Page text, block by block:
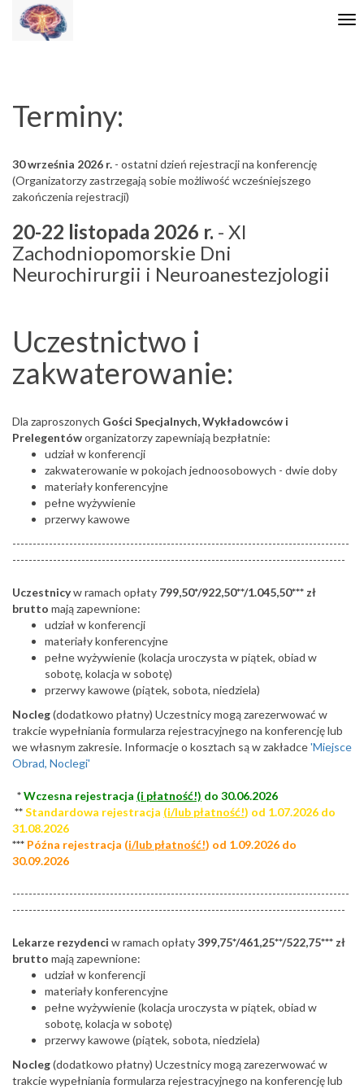
Terminy:
30 września 2026 r. - ostatni dzień rejestracji na konferencję
(Organizatorzy zastrzegają sobie możliwość wcześniejszego
zakończenia rejestracji)
20-22 listopada 2026 r. - XI
Zachodniopomorskie Dni
Neurochirurgii i Neuroanestezjologii
Uczestnictwo i
zakwaterowanie:
Dla zaproszonych Gości Specjalnych, Wykładowców i
Prelegentóworganizatorzy zapewniają bezpłatnie:
udział w konferencji
zakwaterowanie w pokojach jednoosobowych - dwie doby
materiały konferencyjne
pełne wyżywienie
przerwy kawowe
-----------------------------------------------------------------------------------
----------------------------------------------------------------------------------
Uczestnicyw ramach opłaty 799,50*/922,50**/1.045,50*** zł
brutto mają zapewnione:
udział w konferencji
materiały konferencyjne
pełne wyżywienie (kolacja uroczysta w piątek, obiad w
sobotę, kolacja w sobotę)
przerwy kawowe (piątek, sobota, niedziela)
Nocleg(dodatkowo płatny) Uczestnicy mogą zarezerwować w
trakcie wypełniania formularza rejestracyjnego na konferencję lub
we własnym zakresie. Informacje o kosztach są w zakładce'Miejsce
Obrad, Noclegi'
*Wczesna rejestracja (i płatność!) do 30.06.2026
**Standardowa rejestracja (i/lub płatność!) od 1.07.2026 do
31.08.2026
*** Późna rejestracja (i/lub płatność!) od 1.09.2026 do
30.09.2026
-----------------------------------------------------------------------------------
----------------------------------------------------------------------------------
Lekarze rezydenci w ramach opłaty399,75*/461,25**/522,75*** zł
brutto mają zapewnione:
udział w konferencji
materiały konferencyjne
pełne wyżywienie (kolacja uroczysta w piątek, obiad w
sobotę, kolacja w sobotę)
przerwy kawowe (piątek, sobota, niedziela)
Nocleg(dodatkowo płatny) Uczestnicy mogą zarezerwować w
trakcie wypełniania formularza rejestracyjnego na konferencję lub